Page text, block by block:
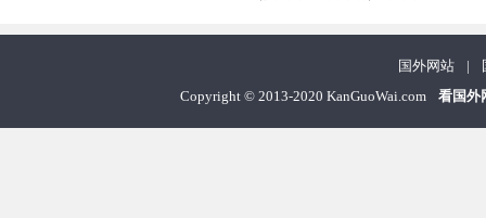
国外网站 |
Copyright© 2013-2020 KanGuoWai.com 看国外